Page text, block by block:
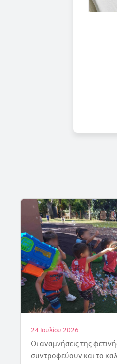
18 Ιουλίου 2026
Γιορτάζουμε την Άνοιξη